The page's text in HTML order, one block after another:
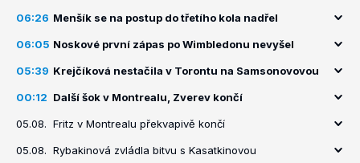
06:26 Menšík se na postup do třetího kola nadřel
06:05 Noskové první zápas po Wimbledonu nevyšel
05:39 Krejčíková nestačila v Torontu na Samsonovovou
00:12 Další šok v Montrealu, Zverev končí
05.08. Fritz v Montrealu překvapivě končí
05.08. Rybakinová zvládla bitvu s Kasatkinovou